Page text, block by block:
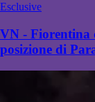
Esclusive
VN - Fiorentina
posizione di